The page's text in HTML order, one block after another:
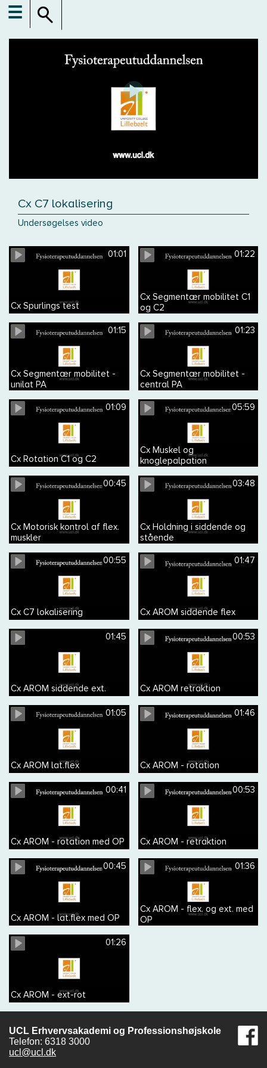
☰
Cx C7 lokalisering
Undersøgelses video
01:01
Cx Spurlings test
01:22
Cx Segmentær mobilitet C1
og C2
01:15
Cx Segmentær mobilitet -
unilat PA
01:23
Cx Segmentær mobilitet -
central PA
01:09
Cx Rotation C1 og C2
05:59
Cx Muskel og
knoglepalpation
00:45
Cx Motorisk kontrol af flex.
muskler
03:48
Cx Holdning i siddende og
stående
00:55
Cx C7 lokalisering
01:47
Cx AROM siddende flex
01:45
Cx AROM siddende ext.
00:53
Cx AROM retraktion
01:05
Cx AROM lat.flex
01:46
Cx AROM - rotation
00:41
Cx AROM - rotation med OP
00:53
Cx AROM - retraktion
00:45
Cx AROM - lat.flex med OP
01:36
Cx AROM - flex. og ext. med
OP
01:26
Cx AROM - ext-rot
UCL Erhvervsakademi og Professionshøjskole
Telefon: 6318 3000
ucl@ucl.dk